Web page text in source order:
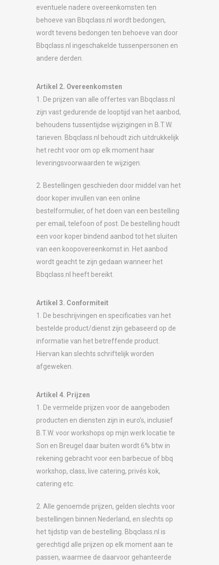
eventuele nadere overeenkomsten ten
behoeve van Bbqclass.nl wordt bedongen,
wordt tevens bedongen ten behoeve van door
Bbqclass.nl ingeschakelde tussenpersonen en
andere derden.
Artikel 2. Overeenkomsten
1. De prijzen van alle offertes van Bbqclass.nl
zijn vast gedurende de looptijd van het aanbod,
behoudens tussentijdse wijzigingen in B.T.W.
tarieven. Bbqclass.nl behoudt zich uitdrukkelijk
het recht voor om op elk moment haar
leveringsvoorwaarden te wijzigen.
2. Bestellingen geschieden door middel van het
door koper invullen van een online
bestelformulier, of het doen van een bestelling
per email, telefoon of post. De bestelling houdt
een voor koper bindend aanbod tot het sluiten
van een koopovereenkomst in. Het aanbod
wordt geacht te zijn gedaan wanneer het
Bbqclass.nl heeft bereikt.
Artikel 3. Conformiteit
1. De beschrijvingen en specificaties van het
bestelde product/dienst zijn gebaseerd op de
informatie van het betreffende product.
Hiervan kan slechts schriftelijk worden
afgeweken.
Artikel 4. Prijzen
1. De vermelde prijzen voor de aangeboden
producten en diensten zijn in euro’s, inclusief
B.T.W. voor workshops op mijn werk locatie te
Son en Breugel daar buiten wordt 6% btw in
rekening gebracht voor een barbecue of bbq
workshop, class, live catering, privés kok,
catering etc.
2. Alle genoemde prijzen, gelden slechts voor
bestellingen binnen Nederland, en slechts op
het tijdstip van de bestelling. Bbqclass.nl is
gerechtigd alle prijzen op elk moment aan te
passen, waarmee de daarvoor gehanteerde